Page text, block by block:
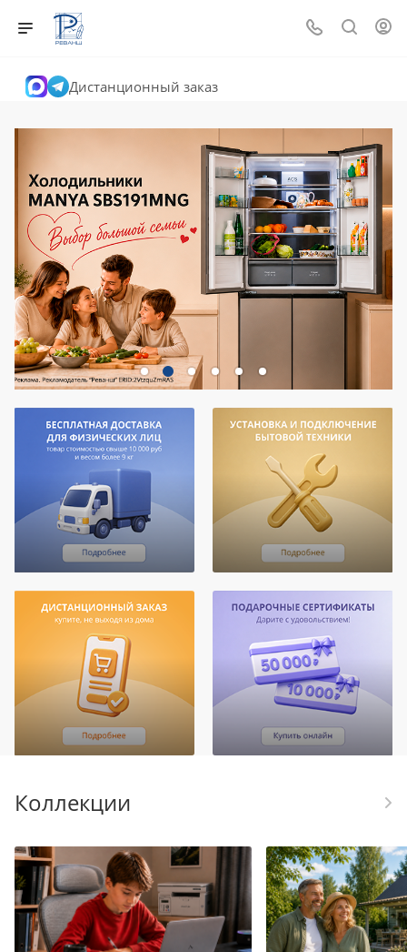
Дистанционный заказ
Коллекции